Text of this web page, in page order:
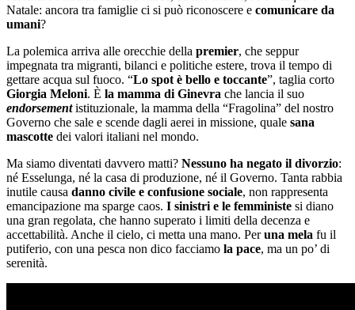
Natale: ancora tra famiglie ci si può riconoscere e comunicare da
umani?
La polemica arriva alle orecchie della premier, che seppur
impegnata tra migranti, bilanci e politiche estere, trova il tempo di
gettare acqua sul fuoco. “Lo spot è bello e toccante”, taglia corto
Giorgia Meloni. È la mamma di Ginevra che lancia il suo
endorsementistituzionale, la mamma della “Fragolina” del nostro
Governo che sale e scende dagli aerei in missione, quale sana
mascotte dei valori italiani nel mondo.
Ma siamo diventati davvero matti? Nessuno ha negato il divorzio:
né Esselunga, né la casa di produzione, né il Governo. Tanta rabbia
inutile causa danno civile e confusione sociale, non rappresenta
emancipazione ma sparge caos. I sinistri e le femministe si diano
una gran regolata, che hanno superato i limiti della decenza e
accettabilità. Anche il cielo, ci metta una mano. Peruna mela fu il
putiferio, con una pesca non dico facciamo la pace, ma un po’ di
serenità.